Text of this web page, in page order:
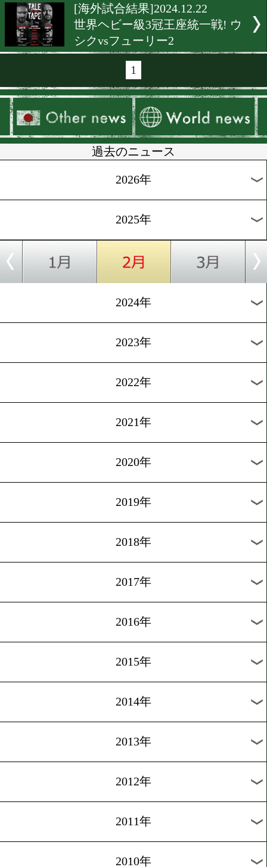
[WBC]2025.1.7
WBCの年間KO賞は井上尚
イス・ネリ(メキシコ)戦
[海外前日計量]2025.1.7
今年最初の世界戦はIBFク
ザー級オペタイアvsニイカ
[WBA]2025.1.7
秀トレーナー賞受賞!
[海外試合結果]2024.12.26
WBCライトフライ級戦カ
スvsプラダブスリ
[海外試合結果]2024.12.22
世界ヘビー級3冠王座統一
シクvsフューリー2
1
過去のニュース
2025年
2024年
2023年
2022年
2021年
2020年